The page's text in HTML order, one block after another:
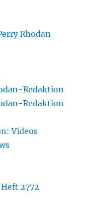
Rhodan
Redaktion
Redaktion
Videos
2772